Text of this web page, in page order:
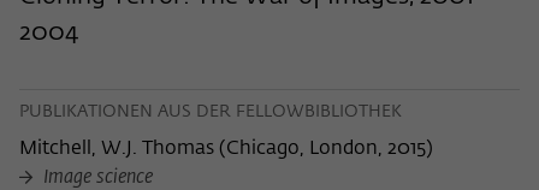
2004
PUBLIKATIONEN AUS DER FELLOWBIBLIOTHEK
Mitchell, W.J. Thomas (Chicago, London, 2015)
Image science